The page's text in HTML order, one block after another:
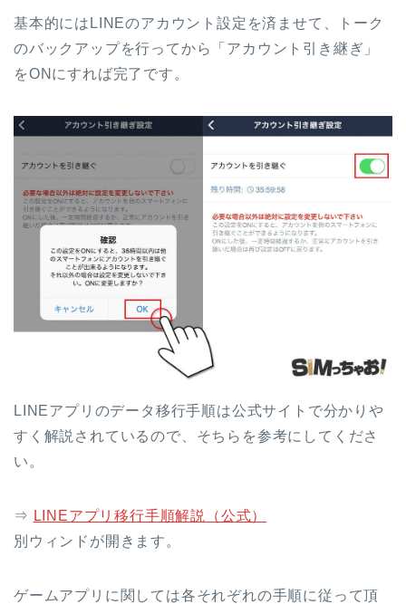
基本的にはLINEのアカウント設定を済ませて、トーク
のバックアップを行ってから「アカウント引き継ぎ」
をONにすれば完了です。
LINEアプリのデータ移行手順は公式サイトで分かりや
すく解説されているので、そちらを参考にしてくださ
い。
⇒ LINEアプリ移行手順解説（公式）
別ウィンドが開きます。
ゲームアプリに関しては各それぞれの手順に従って頂